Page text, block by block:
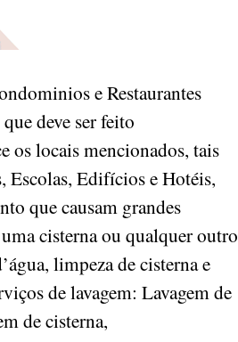
e Restaurantes
deve ser feito
os locais mencionados, tais
Escolas, Edifícios e Hotéis,
que causam grandes
cisterna ou qualquer outro
limpeza de cisterna e
de lavagem: Lavagem de
de cisterna,